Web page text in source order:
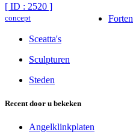
[ ID : 2520 ]
concept
Forten
Sceatta's
Sculpturen
Steden
Recent door u bekeken
Angelklinkplaten